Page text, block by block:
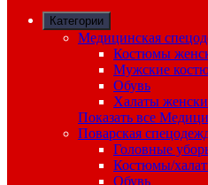
Категории
Медицинская
Костюмы
Мужские
Обувь
Халаты
Показать все
Поварская
Головные
Костюмы/
Обувь